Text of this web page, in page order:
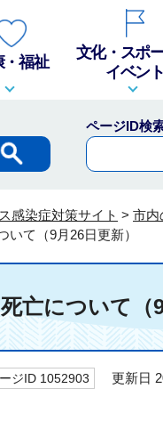
・福祉
文化・スポ
イベント
ページID検
感染症対策サイト > 市内
て（9月26日更新）
亡について（
ジID 1052903 更新日